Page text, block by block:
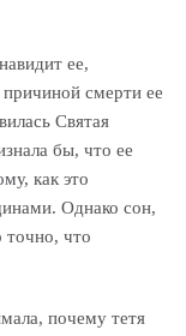
ее,
причиной смерти ее
Святая
бы, что ее
как это
Однако сон,
точно, что
почему тетя